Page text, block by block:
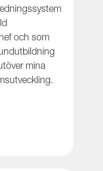
och som
mina